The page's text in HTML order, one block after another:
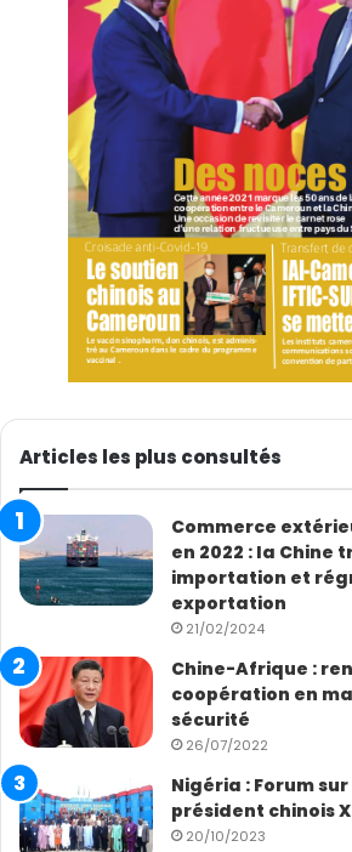
Articles les plus consultés
Commerce
en 2022 : la Chine
importation et
exportation
21/02/2024
Chine-Afrique :
coopération en
sécurité
26/07/2022
Nigéria : Forum
président chinois
20/10/2023